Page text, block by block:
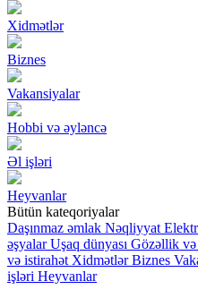
Xidmətlər
Biznes
Vakansiyalar
Hobbi və əyləncə
Əl işləri
Heyvanlar
Bütün kateqoriyalar
Daşınmaz əmlak Nəqliyyat
əşyalar Uşaq dünyası Gözəllik və
və istirahət Xidmətlər Biznes
işləri Heyvanlar